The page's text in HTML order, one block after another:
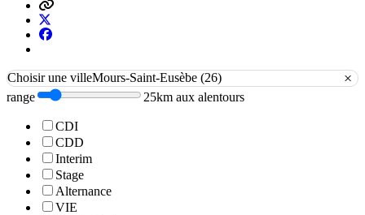
Choisir une villeMours-Saint-Eusèbe (26) ×
range 25km aux alentours
CDI
CDD
Interim
Stage
Alternance
VIE